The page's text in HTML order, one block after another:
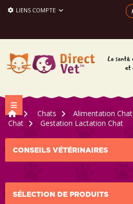
LIENS COMPTE
Navigation bascule
>
Chats > Alimentation Chat
Chat > Gestation Lactation Chat
CONSEILS VÉTÉRINAIRES
SÉLECTION DE PRODUITS